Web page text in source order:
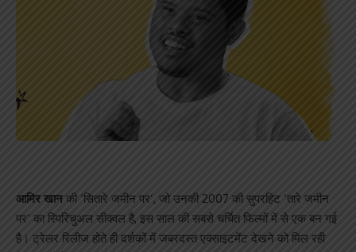
आमिर खानकी ‘सितारे जमीन पर’, जो उनकी 2007 की सुपरहिट ‘तारे जमीन
पर’ का स्पिरिचुअल सीक्वल है, इस साल की सबसे चर्चित फिल्मों में से एक बन गई
है। ट्रेलर रिलीज होते ही दर्शकों में जबरदस्त एक्साइटमेंट देखने को मिल रही